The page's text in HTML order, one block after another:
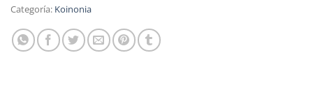
Categoría: Koinonia